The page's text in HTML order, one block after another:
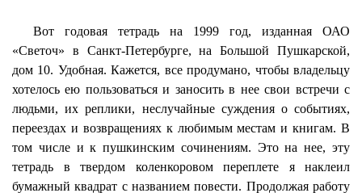
Вот годовая тетрадь на 1999 год, изданная ОАО
«Светоч» в Санкт-Петербурге, на Большой Пушкарской,
дом 10. Удобная. Кажется, все продумано, чтобы владельцу
хотелось ею пользоваться и заносить в нее свои встречи с
людьми, их реплики, неслучайные суждения о событиях,
переездах и возвращениях к любимым местам и книгам. В
том числе и к пушкинским сочинениям. Это на нее, эту
тетрадь в твердом коленкоровом переплете я наклеил
бумажный квадрат с названием повести. Продолжая работу